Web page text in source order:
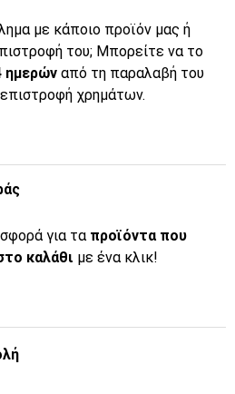
με κάποιο προϊόν μας ή
του; Μπορείτε να το
ημερών από τη παραλαβή του
χρημάτων.
για τα προϊόντα που
καλάθι με ένα κλικ!